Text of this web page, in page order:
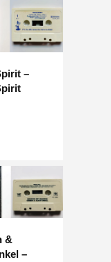
–
&
–